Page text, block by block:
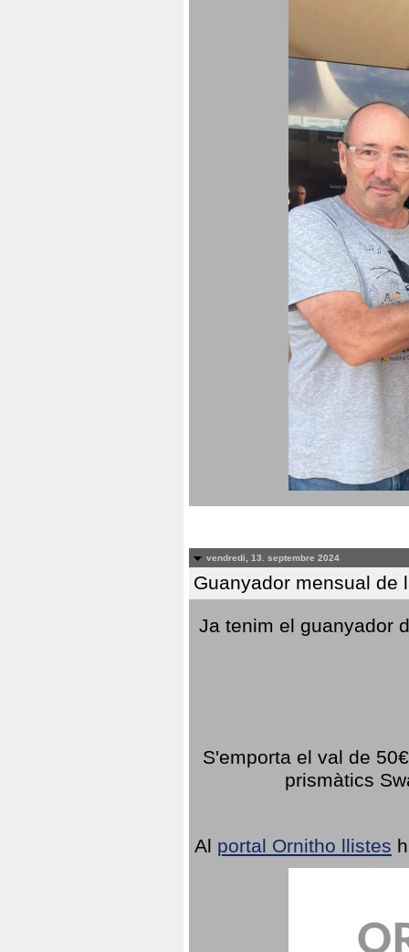
vendredi, 13. septembre 2024
Guanyador mensual de
Ja tenim el guanyador
S'emporta el val de
prismàtics
Al portal Ornitho llistes